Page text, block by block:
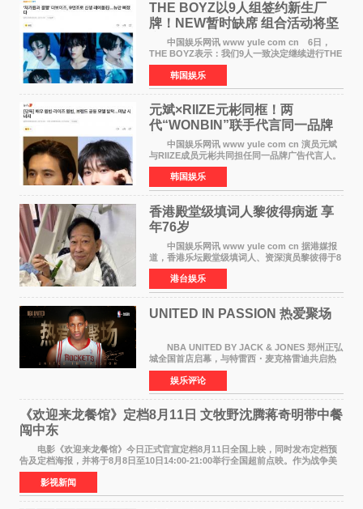
THE BOYZ以9人组签约新生厂
牌！NEW暂时缺席 组合活动将坚
定不移继续
中国娱乐网讯 www yule com cn 6日，
THE BOYZ表示：我们9人一致决定继续进行THE
BOYZ组合活动，并且已经完成了组合团体活动
签约。目前正在新生厂牌下进行活动准备。尚未
离开THE BOYZ原所
韩国娱乐
元斌×RIIZE元彬同框！两
代“WONBIN”联手代言同一品牌
颜值天花板合体
中国娱乐网讯 www yule com cn 演员元斌
与RIIZE成员元彬共同担任同一品牌广告代言人。
6日据独家报道，继演员元斌之后，RIIZE元彬最
近也被选为某在线中介平台A公司的共同广告代言
人，两人将作
韩国娱乐
香港殿堂级填词人黎彼得病逝 享
年76岁​
中国娱乐网讯 www yule com cn 据港媒报
道，香港乐坛殿堂级填词人、资深演员黎彼得于8
月5日上午因病离世，终年76岁。好友钟志光透
露，黎彼得今年3月中风后便卧床休养，身体机能
持续衰退，最
港台娱乐
UNITED IN PASSION 热爱聚场
NBA UNITED BY JACK & JONES 郑州正弘
城全国首店启幕，与特雷西・麦克格雷迪共启热
爱 2026 年7 月21 日，
NBAUNITEDBYJACK&JONES 全国首店，于郑
州正弘城正式启幕。NBA 传奇球星
娱乐评论
《欢迎来龙餐馆》定档8月11日 文牧野沈腾蒋奇明带中餐
闯中东
电影《欢迎来龙餐馆》今日正式官宣定档8月11日全国上映，同时发布定档预
告及定档海报，并将于8月8日至10日14:00-21:00举行全国超前点映。作为战争美
食大片，影片讲述的是中国厨师徐福（沈腾
影视新闻